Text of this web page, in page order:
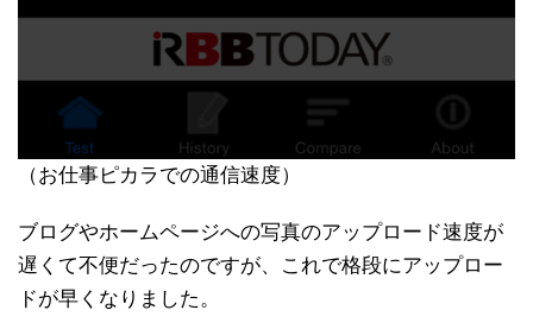
（お仕事ピカラでの通信速度）
ブログやホームページへの写真のアップロード速度が
遅くて不便だったのですが、これで格段にアップロー
ドが早くなりました。